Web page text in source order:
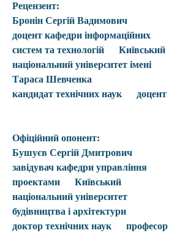
Рецензент:
Бронін Сергій Вадимович
доцент кафедри інформаційних
систем та технологій      Київський
національний університет імені
Тараса Шевченка
кандидат технічних наук      доцент
Офіційний опонент:
Бушуєв Сергій Дмитрович
завідувач кафедри управління
проектами      Київський
національний університет
будівництва і архітектури
доктор технічних наук      професор